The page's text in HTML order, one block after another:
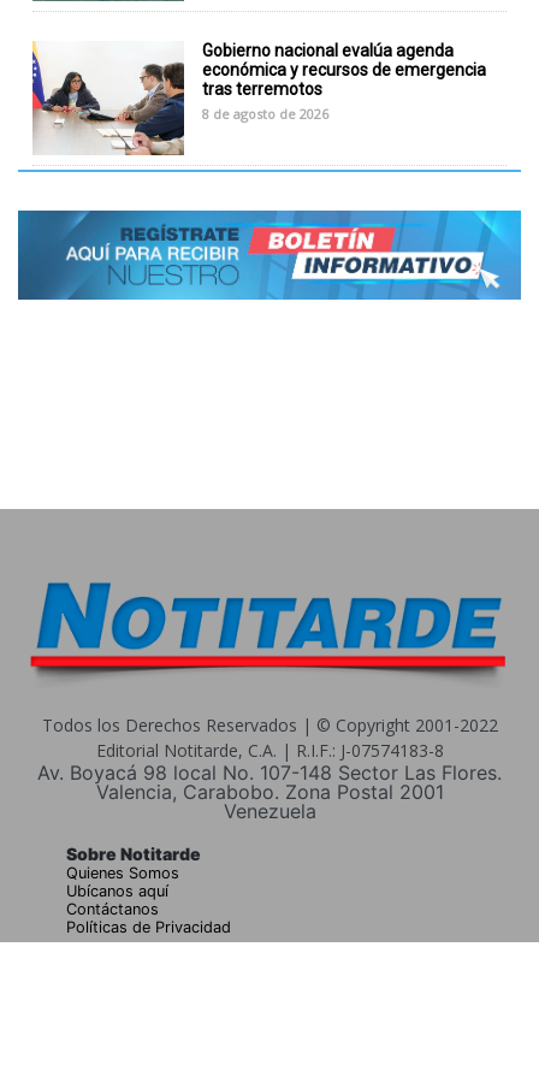
Gobierno nacional evalúa agenda
económica y recursos de emergencia
tras terremotos
8 de agosto de 2026
Todos los Derechos Reservados | © Copyright 2001-2022
Editorial Notitarde, C.A. | R.I.F.: J-07574183-8
Av. Boyacá 98 local No. 107-148 Sector Las Flores.
Valencia, Carabobo. Zona Postal 2001
Venezuela
Sobre Notitarde
Quienes Somos
Ubícanos aquí
Contáctanos
Políticas de Privacidad